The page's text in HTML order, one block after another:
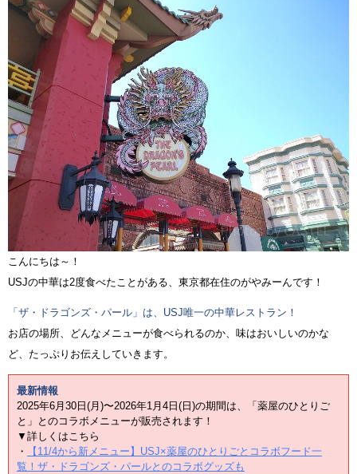
こんにちは～！
USJの中華は2度食べたことがある、東京都在住のがやみーんです！
「ザ・ドラゴンズ・パール」は、USJ唯一の中華レストラン！
お店の場所、どんなメニューが食べられるのか、味はおいしいのかな
ど、たっぷりお伝えしていきます。
最新情報
2025年6月30日(月)〜2026年1月4日(日)の期間は、「薬屋のひとりご
と」とのコラボメニューが販売されます！
▼詳しくはこちら
・
【11/4から新メニュー】USJ×薬屋のひとりごとコラボフード一
覧！ザ・ドラゴンズ・パールとのコラボグッズも